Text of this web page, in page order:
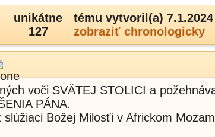
unikátne
127
tému vytvoril(a) 7.1.2024
zobraziť chronologicky
voči SVÄTEJ STOLICI a
PÁNA.
slúžiaci Božej Milosťi v Africkom